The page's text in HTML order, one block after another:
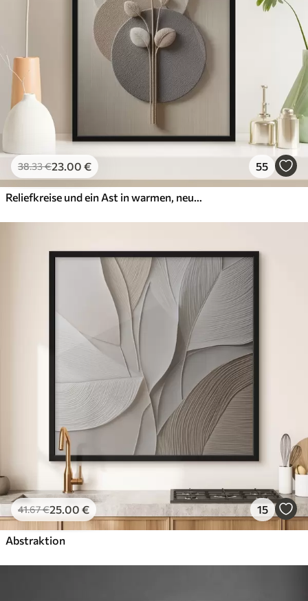
38.33€23.00 € 55
Reliefkreise und ein Ast in warmen, neutralen Farbtönen
41.67€25.00 € 15
Abstraktion